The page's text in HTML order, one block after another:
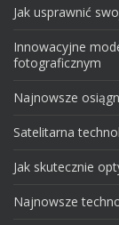
Jak usprawnić
Innowacyjne
fotograficznym
Najnowsze
Satelitarna
Jak skutecznie
Najnowsze